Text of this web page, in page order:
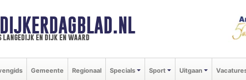
langedijk en dijk en waard
Gemeente Regionaal Specials Sport Uitgaan